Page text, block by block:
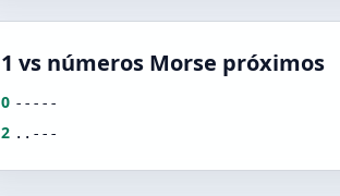
1 vs números Morse próximos
0 -----
2 ..---